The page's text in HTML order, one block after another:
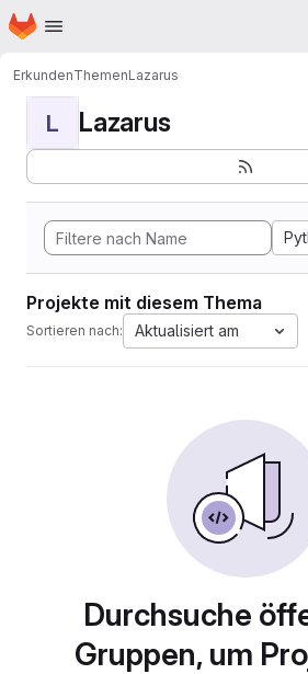
Zum Hauptinhalt springen
Startseite
ErkundenThemenLazarus
L Lazarus
Projekte mit diesem Thema
Sortieren nach: Aktualisiert am
Durchsuche
Gruppen, um